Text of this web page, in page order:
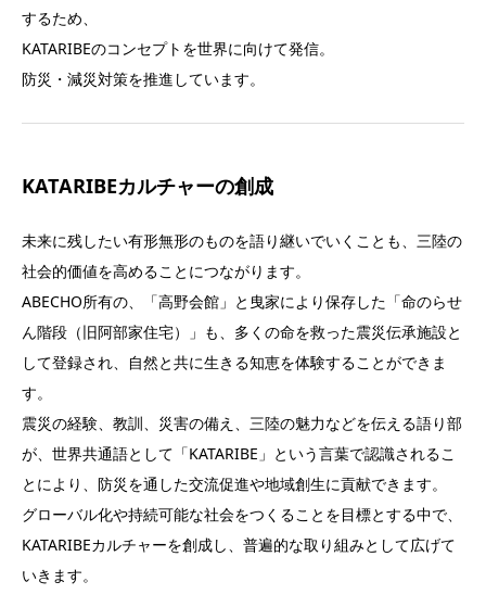
するため、
KATARIBEのコンセプトを世界に向けて発信。
防災・減災対策を推進しています。
KATARIBEカルチャーの創成
未来に残したい有形無形のものを語り継いでいくことも、三陸の
社会的価値を高めることにつながります。
ABECHO所有の、「高野会館」と曳家により保存した「命のらせ
ん階段（旧阿部家住宅）」も、多くの命を救った震災伝承施設と
して登録され、自然と共に生きる知恵を体験することができま
す。
震災の経験、教訓、災害の備え、三陸の魅力などを伝える語り部
が、世界共通語として「KATARIBE」という言葉で認識されるこ
とにより、防災を通した交流促進や地域創生に貢献できます。
グローバル化や持続可能な社会をつくることを目標とする中で、
KATARIBEカルチャーを創成し、普遍的な取り組みとして広げて
いきます。